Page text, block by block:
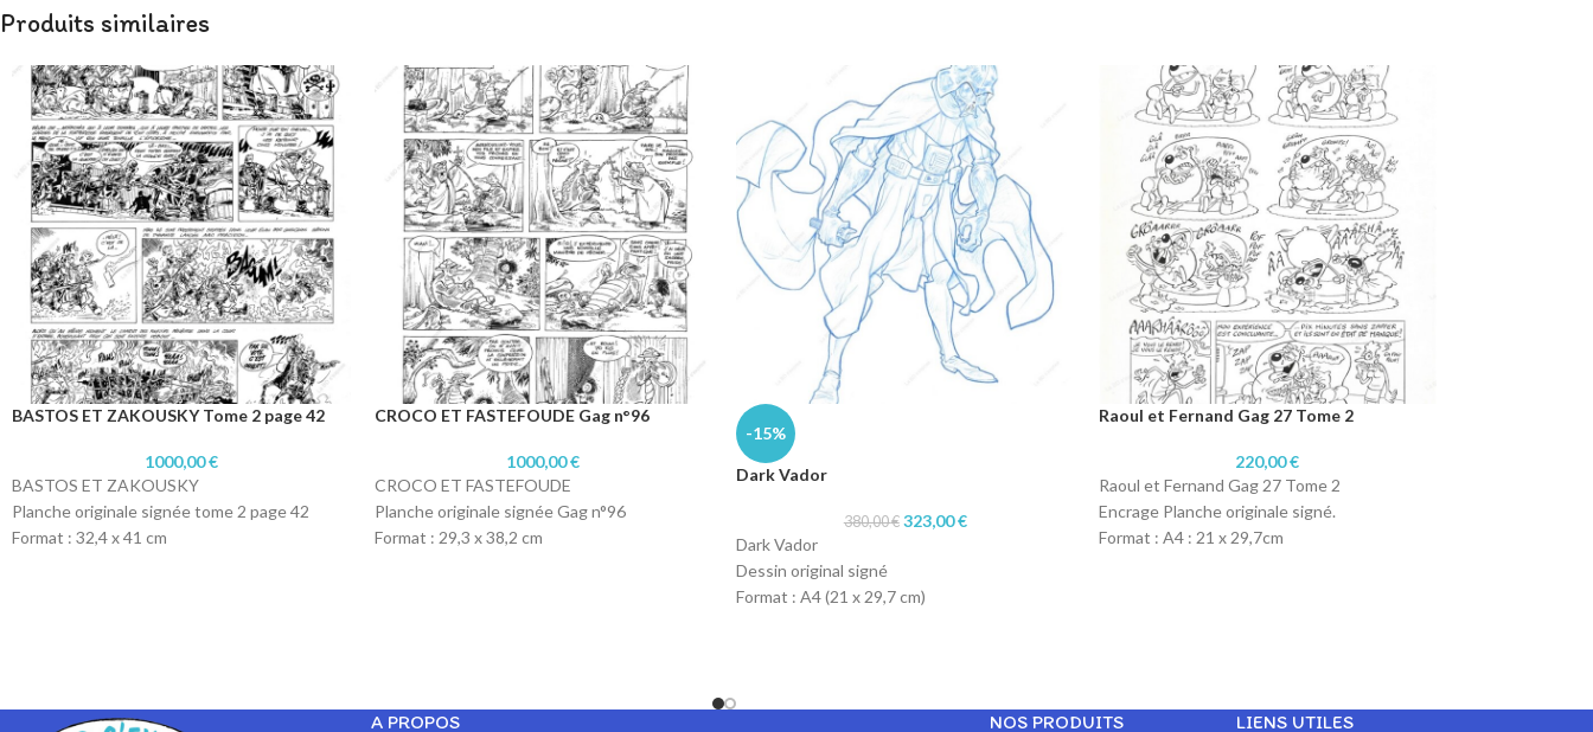
Produits similaires
BASTOS ET ZAKOUSKY Tome 2 page 42
1000,00€
BASTOS ET ZAKOUSKY
Planche originale signée tome 2 page 42
Format : 32,4 x 41 cm
CROCO ET FASTEFOUDE Gag n°96
1000,00€
CROCO ET FASTEFOUDE
Planche originale signée Gag n°96
Format : 29,3 x 38,2 cm
-15%
Dark Vador
380,00€ 323,00€
Dark Vador
Dessin original signé
Format : A4 (21 x 29,7 cm)
Raoul et Fernand Gag 27 Tome 2
220,00€
Raoul et Fernand Gag 27 Tome 2
Encrage Planche originale signé.
Format : A4 : 21 x 29,7cm
A PROPOS NOS PRODUITS LIENS UTILES